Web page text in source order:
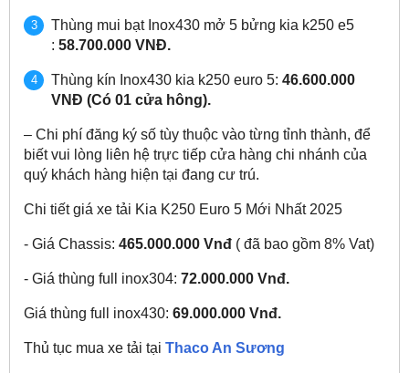
Thùng mui bạt Inox430 mở 5 bửng kia k250 e5
: 58.700.000 VNĐ.
Thùng kín Inox430 kia k250 euro 5: 46.600.000
VNĐ (Có 01 cửa hông).
– Chi phí đăng ký số tùy thuộc vào từng tỉnh thành, để
biết vui lòng liên hệ trực tiếp cửa hàng chi nhánh của
quý khách hàng hiện tại đang cư trú.
Chi tiết giá xe tải Kia K250 Euro 5 Mới Nhất 2025
- Giá Chassis: 465.000.000 Vnđ ( đã bao gồm 8% Vat)
- Giá thùng full inox304: 72.000.000 Vnđ.
Giá thùng full inox430: 69.000.000 Vnđ.
Thủ tục mua xe tải tại Thaco An Sương